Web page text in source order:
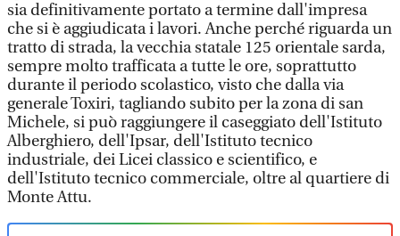
sia definitivamente portato a termine dall'impresa
che si è aggiudicata i lavori. Anche perché riguarda un
tratto di strada, la vecchia statale 125 orientale sarda,
sempre molto trafficata a tutte le ore, soprattutto
durante il periodo scolastico, visto che dalla via
generale Toxiri, tagliando subito per la zona di san
Michele, si può raggiungere il caseggiato dell'Istituto
Alberghiero, dell'Ipsar, dell'Istituto tecnico
industriale, dei Licei classico e scientifico, e
dell'Istituto tecnico commerciale, oltre al quartiere di
Monte Attu.